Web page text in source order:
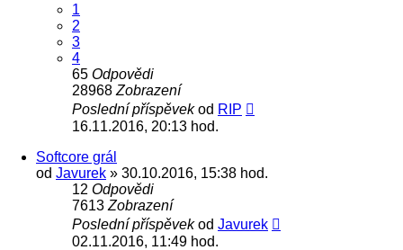
1
2
3
4
65 Odpovědi
28968 Zobrazení
Poslední příspěvekod RIP
16.11.2016, 20:13 hod.
Softcore grál
od Javurek » 30.10.2016, 15:38 hod.
12 Odpovědi
7613 Zobrazení
Poslední příspěvekod Javurek
02.11.2016, 11:49 hod.